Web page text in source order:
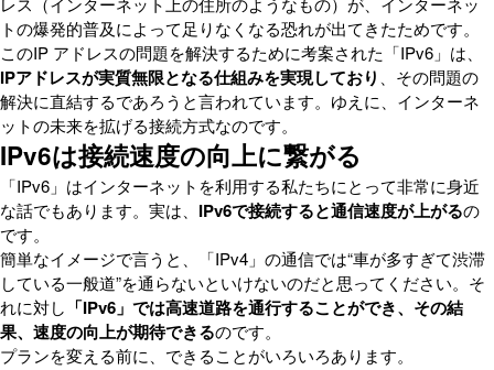
トの爆発的普及によって足りなくなる恐れが出てきたためです。
このIP アドレスの問題を解決するために考案された「IPv6」は、
IPアドレスが実質無限となる仕組みを実現しており
、その問題の
解決に直結するであろうと言われています。ゆえに、インターネ
ットの未来を拡げる接続方式なのです。
IPv6は接続速度の向上に繋がる
「IPv6」はインターネットを利用する私たちにとって非常に身近
な話でもあります。実は、 IPv6で接続すると通信速度が上がるの
です。
簡単なイメージで言うと、「IPv4」の通信では“車が多すぎて渋滞
している一般道”を通らないといけないのだと思ってください。そ
れに対し 「IPv6」では高速道路を通行することができ、その結
果、速度の向上が期待できるのです。
プランを変える前に、できることがいろいろあります。